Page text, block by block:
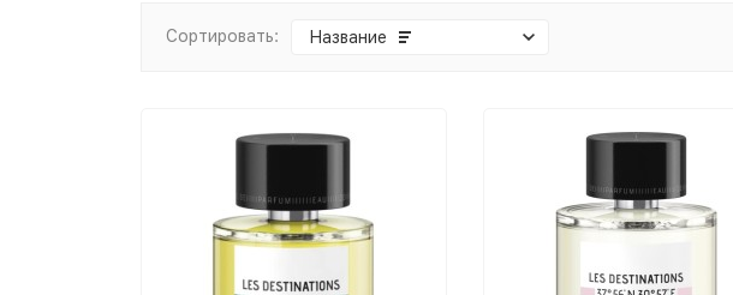
Сортировать: Название